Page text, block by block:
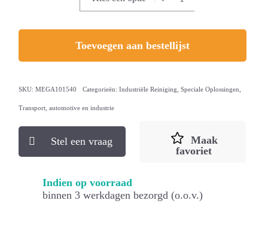
Toevoegen aan bestellijst
SKU:MEGA101540 Categorieën:Industriële Reiniging ,Speciale Oplossingen
Transport, automotive en industrie
Stel een vraag
Maak
favoriet
Indien op voorraad
binnen 3 werkdagen bezorgd (o.o.v.)